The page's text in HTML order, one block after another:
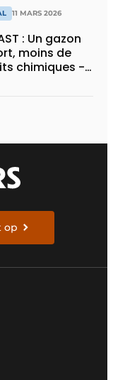
11 MARS 2026
: Un gazon
moins de
chimiques -
op